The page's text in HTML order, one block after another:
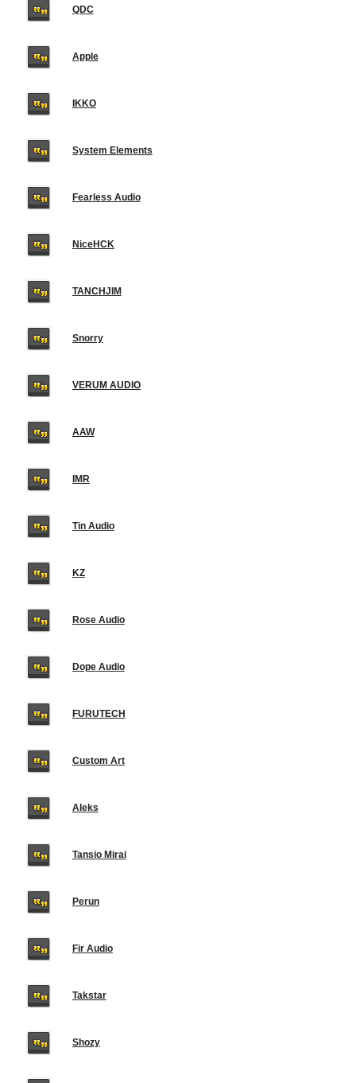
QDC
Apple
IKKO
System Elements
Fearless Audio
NiceHCK
TANCHJIM
Snorry
VERUM AUDIO
AAW
IMR
Tin Audio
KZ
Rose Audio
Dope Audio
FURUTECH
Custom Art
Aleks
Tansio Mirai
Perun
Fir Audio
Takstar
Shozy